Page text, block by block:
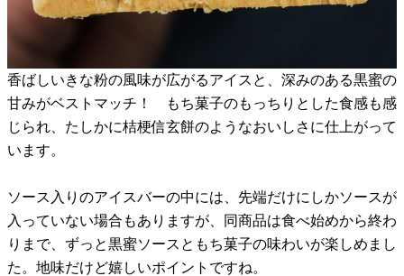
香ばしいきな粉の風味が広がるアイスと、深みのある黒蜜の
甘みがベストマッチ！ もち菓子のもっちりとした食感も感
じられ、たしかに桔梗信玄餅のようなおいしさに仕上がって
います。
ソース入りのアイスバーの中には、先端だけにしかソースが
入っていない場合もありますが、同商品は食べ始めから終わ
りまで、ずっと黒蜜ソースともち菓子の味わいが楽しめまし
た。地味だけど嬉しいポイントですね。